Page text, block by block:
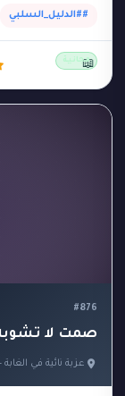
##الدليل_السلبي
مجانية📖
#876
صمت لا
عزبة نائية في